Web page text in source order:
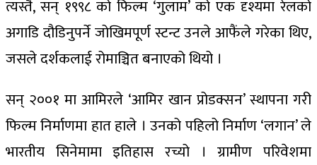
त्यस्तै, सन् १९९८ को फिल्म ‘गुलाम’ को एक दृश्यमा रेलको
अगाडि दौडिनुपर्ने जोखिमपूर्ण स्टन्ट उनले आफैंले गरेका थिए,
जसले दर्शकलाई रोमाञ्चित बनाएको थियो ।
सन् २००१ मा आमिरले ‘आमिर खान प्रोडक्सन’ स्थापना गरी
फिल्म निर्माणमा हात हाले । उनको पहिलो निर्माण ‘लगान’ ले
भारतीय सिनेमामा इतिहास रच्यो । ग्रामीण परिवेशमा